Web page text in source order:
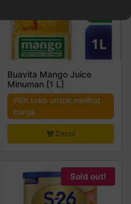
Buavita Mango Juice
Minuman [1 L]
Pilih toko untuk melihat
harga
Detail
Sold out!